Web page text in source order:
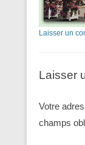
Laisser un
Laisser
Votre
champs